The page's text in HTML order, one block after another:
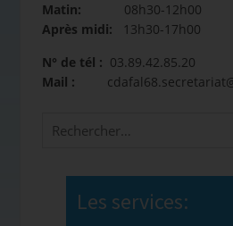
Matin: 08h30-12h00
Après midi: 13h30-17h00
N° de tél : 03.89.42.85.20
Mail :